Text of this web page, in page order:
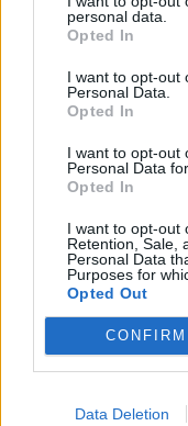
personal data.
Opted In
I want to opt-out
Personal Data.
Opted In
I want to opt-out
Personal Data
Opted In
I want to opt-out
Retention, Sale,
Personal Data
Purposes for
Opted Out
CONFIRM
Data Deletion
Informacija teikiama:
Mugės laikas:
kiemelis, Preila,
Daugiau
Į Klaipėdą iš